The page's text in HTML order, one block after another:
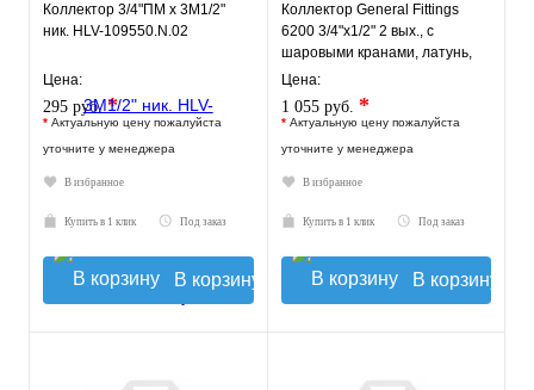
Коллектор 3/4"ПМ х 3М1/2"
ник. HLV-109550.N.02
Цена:
295 руб.*
* Актуальную цену пожалуйста
уточните у менеджера
В избранное
Купить в 1 клик Под заказ
В корзину
Коллектор General Fittings
6200 3/4"х1/2" 2 вых., c
шаровыми кранами, латунь,
красный регулятор
Цена:
1 055 руб. *
* Актуальную цену пожалуйста
уточните у менеджера
В избранное
Купить в 1 клик Под заказ
В корзину